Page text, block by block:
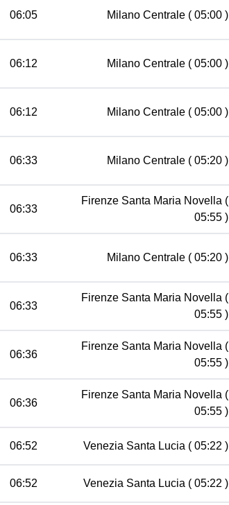
06:05 Milano Centrale ( 05:00 )
06:12 Milano Centrale ( 05:00 )
06:12 Milano Centrale ( 05:00 )
06:33 Milano Centrale ( 05:20 )
06:33
Firenze Santa Maria Novella (
05:55 )
06:33 Milano Centrale ( 05:20 )
06:33
Firenze Santa Maria Novella (
05:55 )
06:36
Firenze Santa Maria Novella (
05:55 )
06:36
Firenze Santa Maria Novella (
05:55 )
06:52 Venezia Santa Lucia ( 05:22 )
06:52 Venezia Santa Lucia ( 05:22 )